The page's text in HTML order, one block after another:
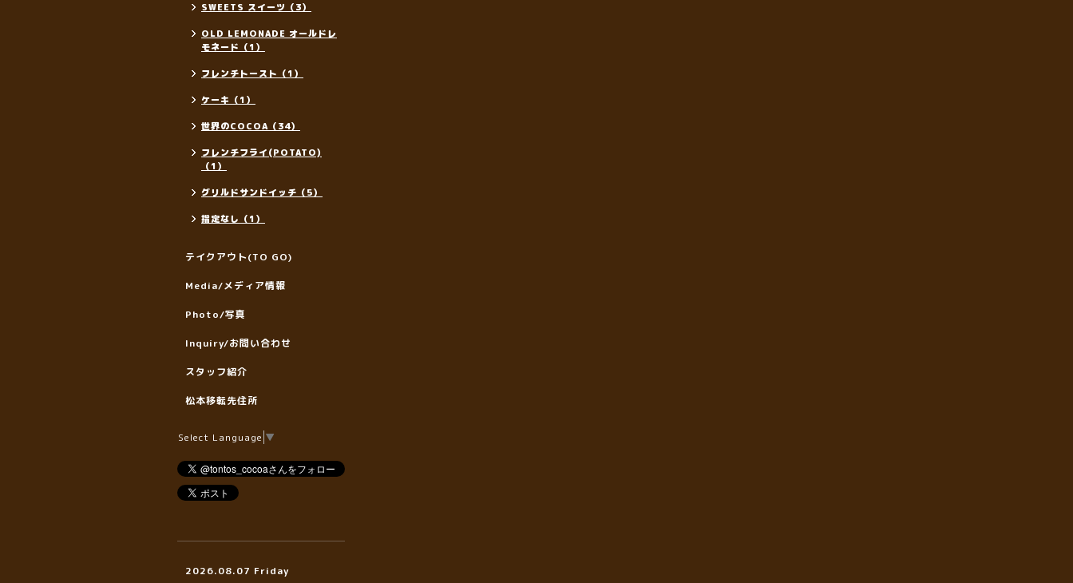
SWEETS スイーツ（3）
OLD LEMONADE オールドレ
モネード（1）
フレンチトースト（1）
ケーキ（1）
世界のCOCOA（34）
フレンチフライ(POTATO)
（1）
グリルドサンドイッチ（5）
指定なし（1）
テイクアウト(TO GO)
Media/メディア情報
Photo/写真
Inquiry/お問い合わせ
スタッフ紹介
松本移転先住所
Select Language ▼
2026.08.07 Friday